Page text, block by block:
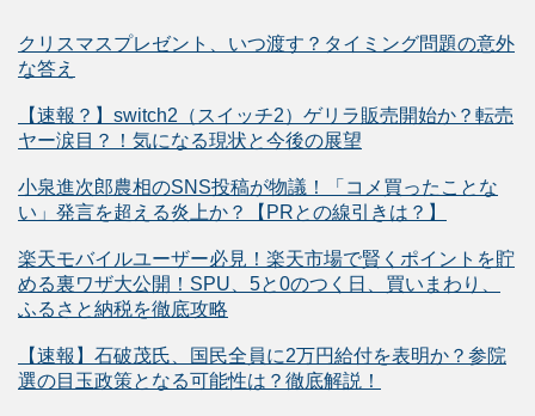
クリスマスプレゼント、いつ渡す？タイミング問題の意外
な答え
【速報？】switch2（スイッチ2）ゲリラ販売開始か？転売
ヤー涙目？！気になる現状と今後の展望
小泉進次郎農相のSNS投稿が物議！「コメ買ったことな
い」発言を超える炎上か？【PRとの線引きは？】
楽天モバイルユーザー必見！楽天市場で賢くポイントを貯
める裏ワザ大公開！SPU、5と0のつく日、買いまわり、
ふるさと納税を徹底攻略
【速報】石破茂氏、国民全員に2万円給付を表明か？参院
選の目玉政策となる可能性は？徹底解説！